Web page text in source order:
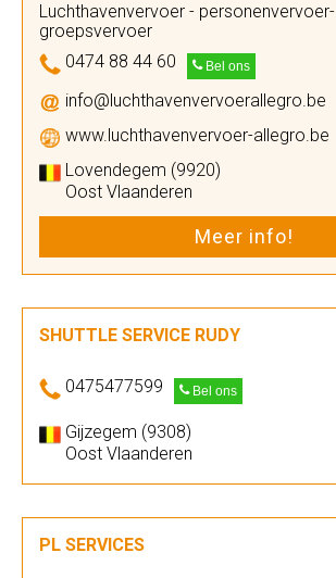
Luchthavenvervoer - personenvervoer-
groepsvervoer
0474 88 44 60
Bel ons
info@luchthavenvervoerallegro.be
www.luchthavenvervoer-allegro.be
Lovendegem (9920)
Oost Vlaanderen
Meer info!
SHUTTLE SERVICE RUDY
0475477599 Bel ons
Gijzegem (9308)
Oost Vlaanderen
PL SERVICES